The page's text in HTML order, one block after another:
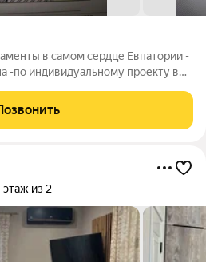
в самом сердце Евпатории -
-по индивидуальному проекту в
с шестнадцати этажной
аллеей и
этаж из 2